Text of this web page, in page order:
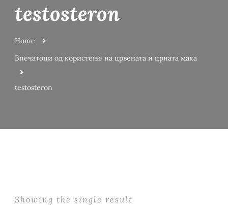
testosteron
Home
Впечатоци од користење на црвената и црната мака
testosteron
Showing the single result